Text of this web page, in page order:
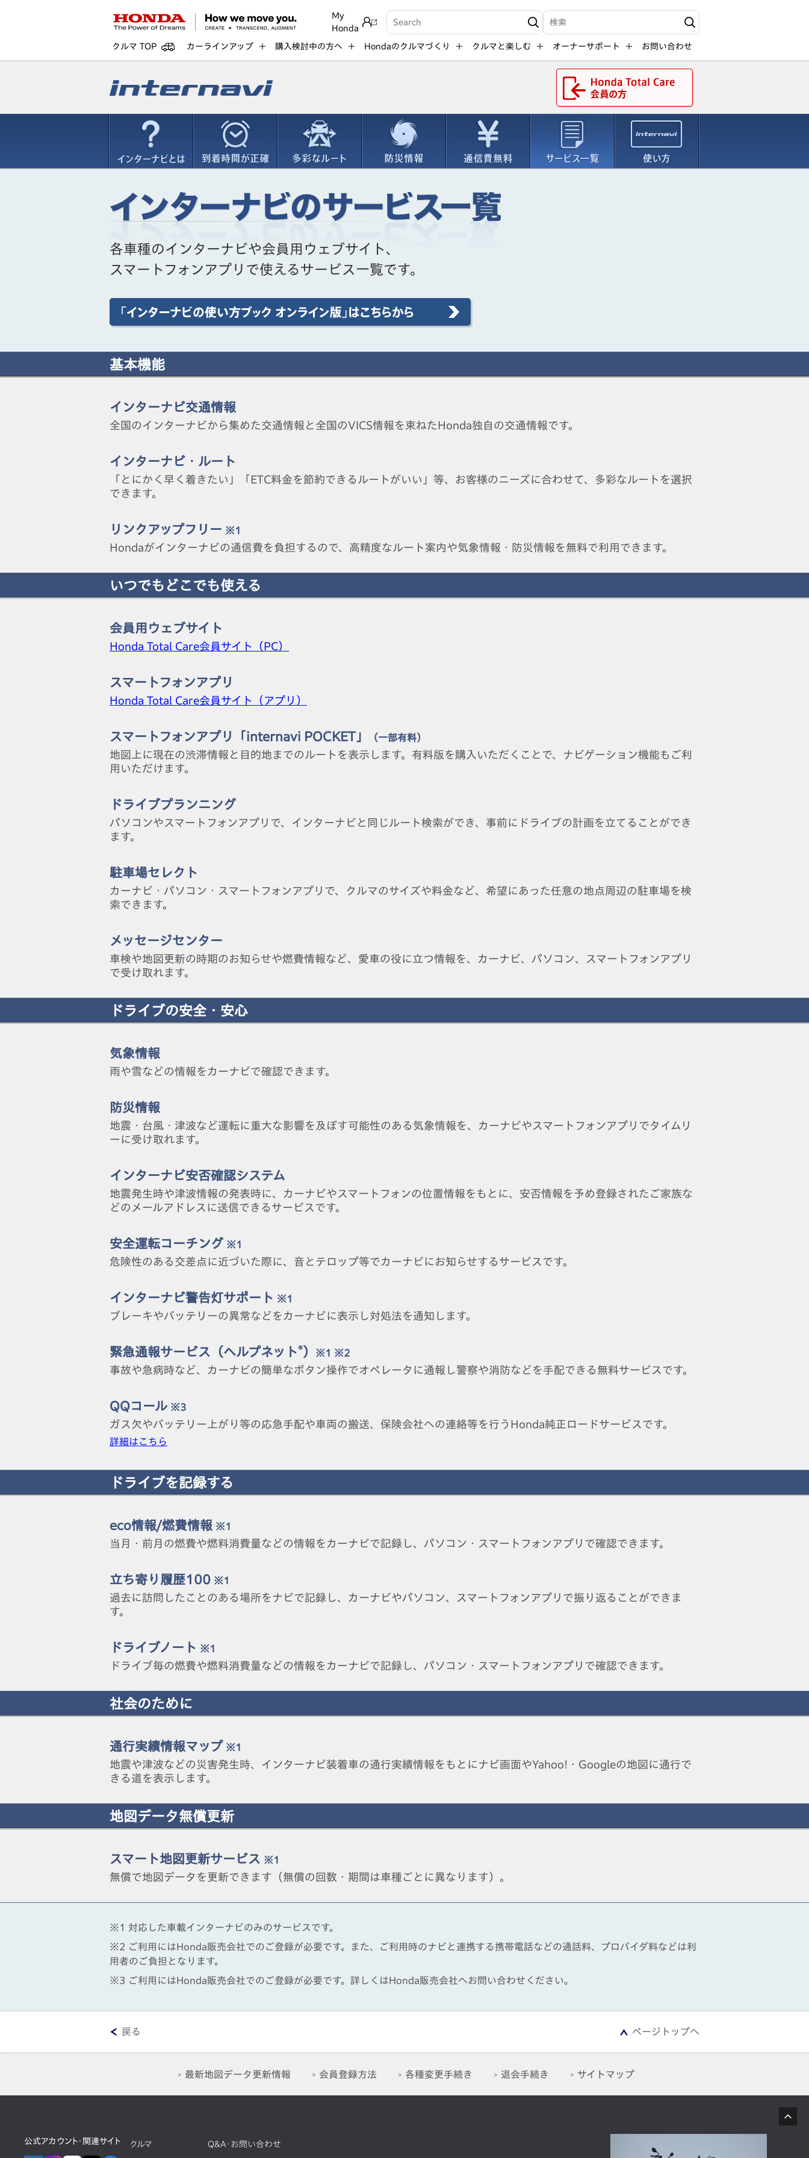
My
Honda
Write your search query here Write your search query here
クルマ TOP カーラインアップ 購入検討中の方へ Hondaのクルマづくり クルマと楽しむ オーナーサポート お問い合わせ
各車種のインターナビや会員用ウェブサイト、
スマートフォンアプリで使えるサービス一覧です。
基本機能
インターナビ交通情報
全国のインターナビから集めた交通情報と全国のVICS情報を束ねたHonda独自の交通情報です。
インターナビ・ルート
「とにかく早く着きたい」「ETC料金を節約できるルートがいい」等、お客様のニーズに合わせて、多彩なルートを選択
できます。
リンクアップフリー ※1
Hondaがインターナビの通信費を負担するので、高精度なルート案内や気象情報・防災情報を無料で利用できます。
いつでもどこでも使える
会員用ウェブサイト
Honda Total Care会員サイト（PC）
スマートフォンアプリ
Honda Total Care会員サイト（アプリ）
スマートフォンアプリ「internavi POCKET」 （一部有料）
地図上に現在の渋滞情報と目的地までのルートを表示します。有料版を購入いただくことで、ナビゲーション機能もご利
用いただけます。
ドライブプランニング
パソコンやスマートフォンアプリで、インターナビと同じルート検索ができ、事前にドライブの計画を立てることができ
ます。
駐車場セレクト
カーナビ・パソコン・スマートフォンアプリで、クルマのサイズや料金など、希望にあった任意の地点周辺の駐車場を検
索できます。
メッセージセンター
車検や地図更新の時期のお知らせや燃費情報など、愛車の役に立つ情報を、カーナビ、パソコン、スマートフォンアプリ
で受け取れます。
ドライブの安全・安心
気象情報
雨や雪などの情報をカーナビで確認できます。
防災情報
地震・台風・津波など運転に重大な影響を及ぼす可能性のある気象情報を、カーナビやスマートフォンアプリでタイムリ
ーに受け取れます。
インターナビ安否確認システム
地震発生時や津波情報の発表時に、カーナビやスマートフォンの位置情報をもとに、安否情報を予め登録されたご家族な
どのメールアドレスに送信できるサービスです。
安全運転コーチング ※1
危険性のある交差点に近づいた際に、音とテロップ等でカーナビにお知らせするサービスです。
インターナビ警告灯サポート ※1
ブレーキやバッテリーの異常などをカーナビに表示し対処法を通知します。
緊急通報サービス（ヘルプネット® ） ※1 ※2
事故や急病時など、カーナビの簡単なボタン操作でオペレータに通報し警察や消防などを手配できる無料サービスです。
QQコール ※3
ガス欠やバッテリー上がり等の応急手配や車両の搬送、保険会社への連絡等を行うHonda純正ロードサービスです。
詳細はこちら
ドライブを記録する
eco情報/燃費情報 ※1
当月・前月の燃費や燃料消費量などの情報をカーナビで記録し、パソコン・スマートフォンアプリで確認できます。
立ち寄り履歴100 ※1
過去に訪問したことのある場所をナビで記録し、カーナビやパソコン、スマートフォンアプリで振り返ることができま
す。
ドライブノート ※1
ドライブ毎の燃費や燃料消費量などの情報をカーナビで記録し、パソコン・スマートフォンアプリで確認できます。
社会のために
通行実績情報マップ ※1
地震や津波などの災害発生時、インターナビ装着車の通行実績情報をもとにナビ画面やYahoo!・Googleの地図に通行で
きる道を表示します。
地図データ無償更新
スマート地図更新サービス ※1
無償で地図データを更新できます（無償の回数・期間は車種ごとに異なります）。
※1 対応した車載インターナビのみのサービスです。
※2 ご利用にはHonda販売会社でのご登録が必要です。また、ご利用時のナビと連携する携帯電話などの通話料、プロバイダ料などは利
用者のご負担となります。
※3 ご利用にはHonda販売会社でのご登録が必要です。詳しくはHonda販売会社へお問い合わせください。
戻る ページトップへ
最新地図データ更新情報 会員登録方法 各種変更手続き 退会手続き サイトマップ
公式アカウント・関連サイト クルマ Q&A・お問い合わせ